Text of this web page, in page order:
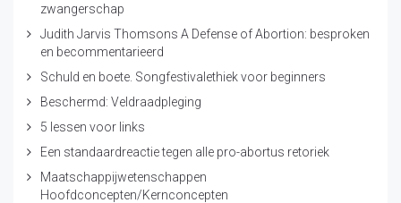
zwangerschap
Judith Jarvis Thomsons A Defense of Abortion: besproken
en becommentarieerd
Schuld en boete. Songfestivalethiek voor beginners
Beschermd: Veldraadpleging
5 lessen voor links
Een standaardreactie tegen alle pro-abortus retoriek
Maatschappijwetenschappen
Hoofdconcepten/Kernconcepten